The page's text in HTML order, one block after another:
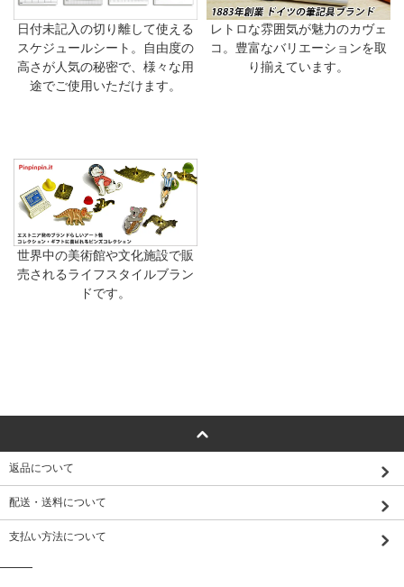
日付未記入の切り離して使える
スケジュールシート。自由度の
高さが人気の秘密で、様々な用
途でご使用いただけます。
レトロな雰囲気が魅力のカヴェ
コ。豊富なバリエーションを取
り揃えています。
世界中の美術館や文化施設で販
売されるライフスタイルブラン
ドです。
返品について
配送・送料について
支払い方法について